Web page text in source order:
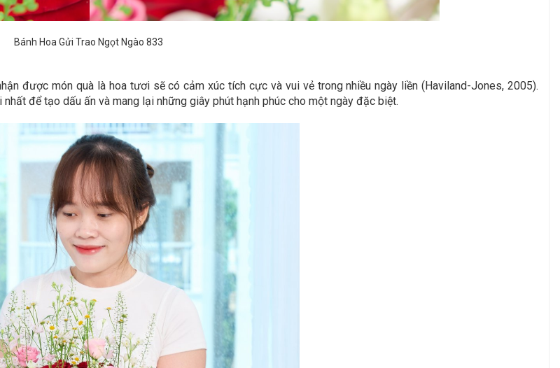
Bánh Hoa Gửi Trao Ngọt Ngào 833
được món quà là hoa tươi sẽ có cảm xúc tích cực và vui vẻ trong nhiều ngày liền (Haviland-Jones, 2005).
để tạo dấu ấn và mang lại những giây phút hạnh phúc cho một ngày đặc biệt.